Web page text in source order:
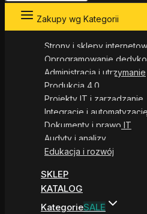
Zakupy wg Kategorii
Strony i sklepy
Oprogramowanie
Administracja i utrzymanie
Produkcja 4.0
Projekty IT i zarządzanie
Integracje i automatyzacje
Dokumenty i prawo IT
Audyty i analizy
Edukacja i rozwój
SKLEP
KATALOG
KategorieSALE